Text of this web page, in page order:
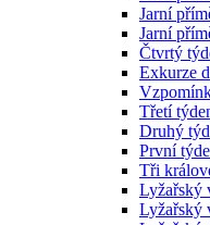
Jarní
Jarní
Čtvrtý
Exkurze
Třetí
Druhý
První
Tři
Lyžařský
Lyžařský